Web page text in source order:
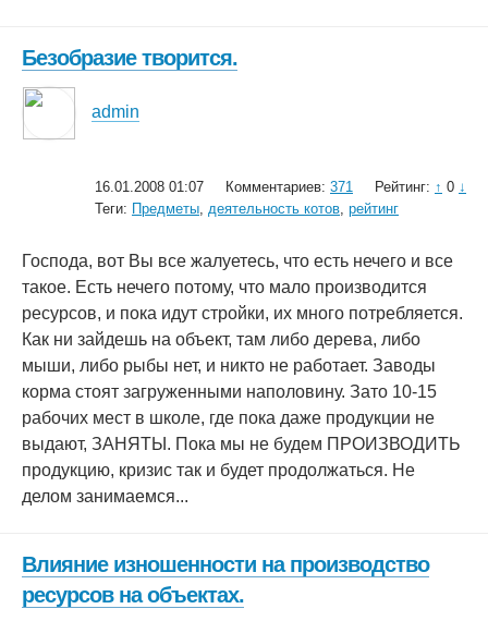
Безобразие творится.
admin
16.01.2008 01:07 Комментариев: 371 Рейтинг: ↑ 0 ↓
Теги: Предметы, деятельность котов, рейтинг
Господа, вот Вы все жалуетесь, что есть нечего и все
такое. Есть нечего потому, что мало производится
ресурсов, и пока идут стройки, их много потребляется.
Как ни зайдешь на объект, там либо дерева, либо
мыши, либо рыбы нет, и никто не работает. Заводы
корма стоят загруженными наполовину. Зато 10-15
рабочих мест в школе, где пока даже продукции не
выдают, ЗАНЯТЫ. Пока мы не будем ПРОИЗВОДИТЬ
продукцию, кризис так и будет продолжаться. Не
делом занимаемся...
Влияние изношенности на производство
ресурсов на объектах.